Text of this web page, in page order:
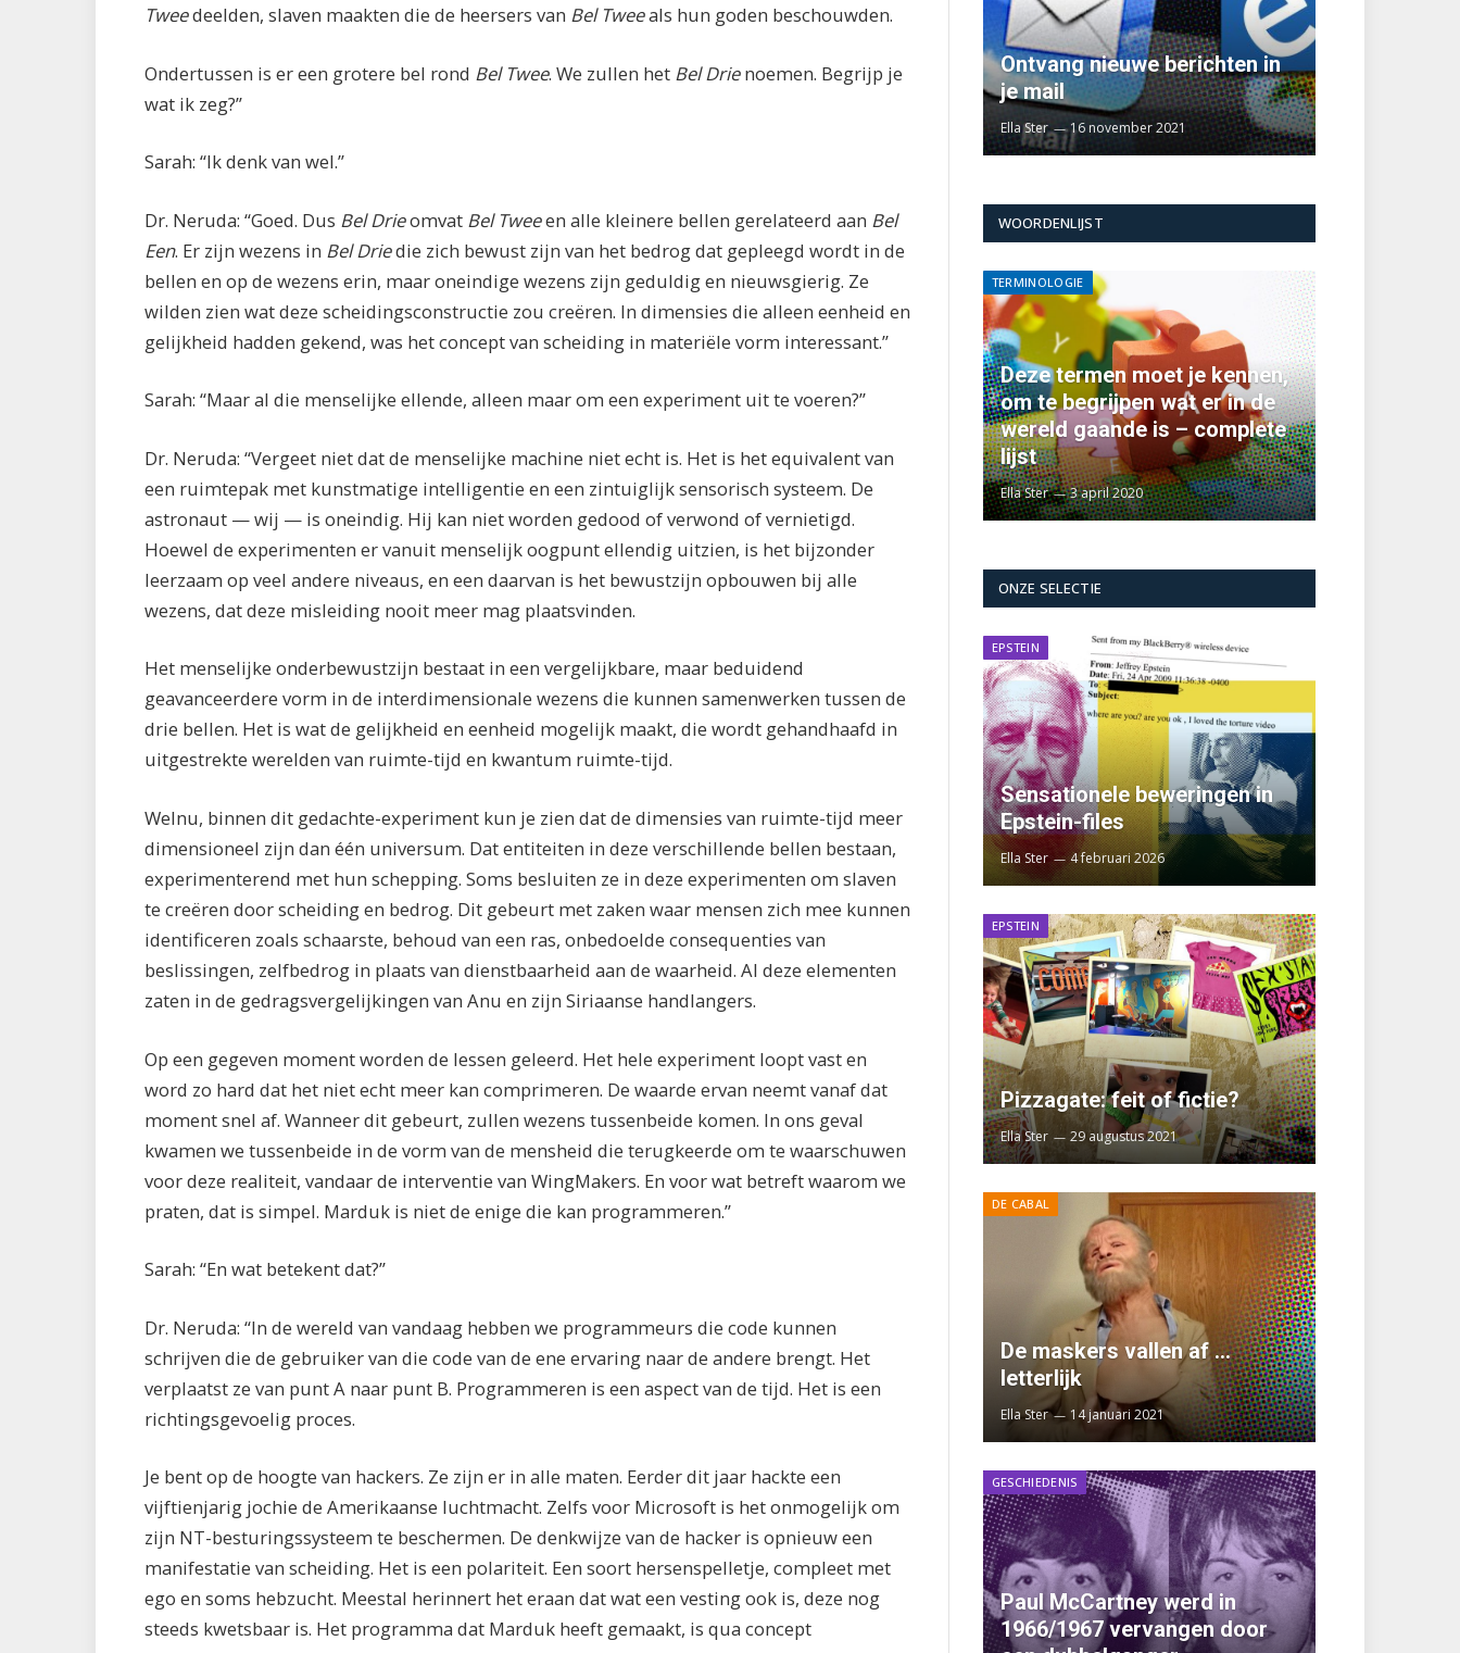
Tweedeelden, slaven maakten die de heersers van Bel Tweeals hun goden beschouwden.
Ondertussen is er een grotere bel rond Bel Twee. We zullen het Bel Drienoemen. Begrijp je
wat ik zeg?”
Sarah: “Ik denk van wel.”
Dr. Neruda: “Goed. Dus Bel Drieomvat Bel Tweeen alle kleinere bellen gerelateerd aan Bel
Een. Er zijn wezens in Bel Driedie zich bewust zijn van het bedrog dat gepleegd wordt in de
bellen en op de wezens erin, maar oneindige wezens zijn geduldig en nieuwsgierig. Ze
wilden zien wat deze scheidingsconstructie zou creëren. In dimensies die alleen eenheid en
gelijkheid hadden gekend, was het concept van scheiding in materiële vorm interessant.”
Sarah: “Maar al die menselijke ellende, alleen maar om een experiment uit te voeren?”
Dr. Neruda: “Vergeet niet dat de menselijke machine niet echt is. Het is het equivalent van
een ruimtepak met kunstmatige intelligentie en een zintuiglijk sensorisch systeem. De
astronaut — wij — is oneindig. Hij kan niet worden gedood of verwond of vernietigd.
Hoewel de experimenten er vanuit menselijk oogpunt ellendig uitzien, is het bijzonder
leerzaam op veel andere niveaus, en een daarvan is het bewustzijn opbouwen bij alle
wezens, dat deze misleiding nooit meer mag plaatsvinden.
Het menselijke onderbewustzijn bestaat in een vergelijkbare, maar beduidend
geavanceerdere vorm in de interdimensionale wezens die kunnen samenwerken tussen de
drie bellen. Het is wat de gelijkheid en eenheid mogelijk maakt, die wordt gehandhaafd in
uitgestrekte werelden van ruimte-tijd en kwantum ruimte-tijd.
Welnu, binnen dit gedachte-experiment kun je zien dat de dimensies van ruimte-tijd meer
dimensioneel zijn dan één universum. Dat entiteiten in deze verschillende bellen bestaan,
experimenterend met hun schepping. Soms besluiten ze in deze experimenten om slaven
te creëren door scheiding en bedrog. Dit gebeurt met zaken waar mensen zich mee kunnen
identificeren zoals schaarste, behoud van een ras, onbedoelde consequenties van
beslissingen, zelfbedrog in plaats van dienstbaarheid aan de waarheid. Al deze elementen
zaten in de gedragsvergelijkingen van Anu en zijn Siriaanse handlangers.
Op een gegeven moment worden de lessen geleerd. Het hele experiment loopt vast en
word zo hard dat het niet echt meer kan comprimeren. De waarde ervan neemt vanaf dat
moment snel af. Wanneer dit gebeurt, zullen wezens tussenbeide komen. In ons geval
kwamen we tussenbeide in de vorm van de mensheid die terugkeerde om te waarschuwen
voor deze realiteit, vandaar de interventie van WingMakers. En voor wat betreft waarom we
praten, dat is simpel. Marduk is niet de enige die kan programmeren.”
Sarah: “En wat betekent dat?”
Dr. Neruda: “In de wereld van vandaag hebben we programmeurs die code kunnen
schrijven die de gebruiker van die code van de ene ervaring naar de andere brengt. Het
verplaatst ze van punt A naar punt B. Programmeren is een aspect van de tijd. Het is een
richtingsgevoelig proces.
Je bent op de hoogte van hackers. Ze zijn er in alle maten. Eerder dit jaar hackte een
vijftienjarig jochie de Amerikaanse luchtmacht. Zelfs voor Microsoft is het onmogelijk om
zijn NT-besturingssysteem te beschermen. De denkwijze van de hacker is opnieuw een
manifestatie van scheiding. Het is een polariteit. Een soort hersenspelletje, compleet met
ego en soms hebzucht. Meestal herinnert het eraan dat wat een vesting ook is, deze nog
steeds kwetsbaar is. Het programma dat Marduk heeft gemaakt, is qua concept
Ontvang nieuwe berichten in
je mail
Ella Ster 16 november 2021
WOORDENLIJST
TERMINOLOGIE
Deze termen moet je kennen,
om te begrijpen wat er in de
wereld gaande is – complete
lijst
Ella Ster 3 april 2020
ONZE SELECTIE
EPSTEIN
Sensationele beweringen in
Epstein-files
Ella Ster 4 februari 2026
EPSTEIN
Pizzagate: feit of fictie?
Ella Ster 29 augustus 2021
DE CABAL
De maskers vallen af …
letterlijk
Ella Ster 14 januari 2021
GESCHIEDENIS
Paul McCartney werd in
1966/1967 vervangen door